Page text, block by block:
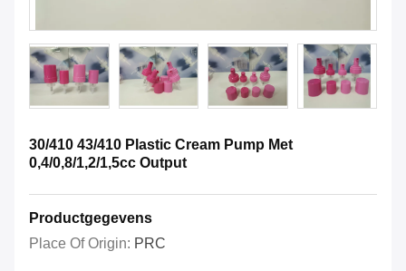
30/410 43/410 Plastic Cream Pump Met
0,4/0,8/1,2/1,5cc Output
Productgegevens
Place Of Origin: PRC